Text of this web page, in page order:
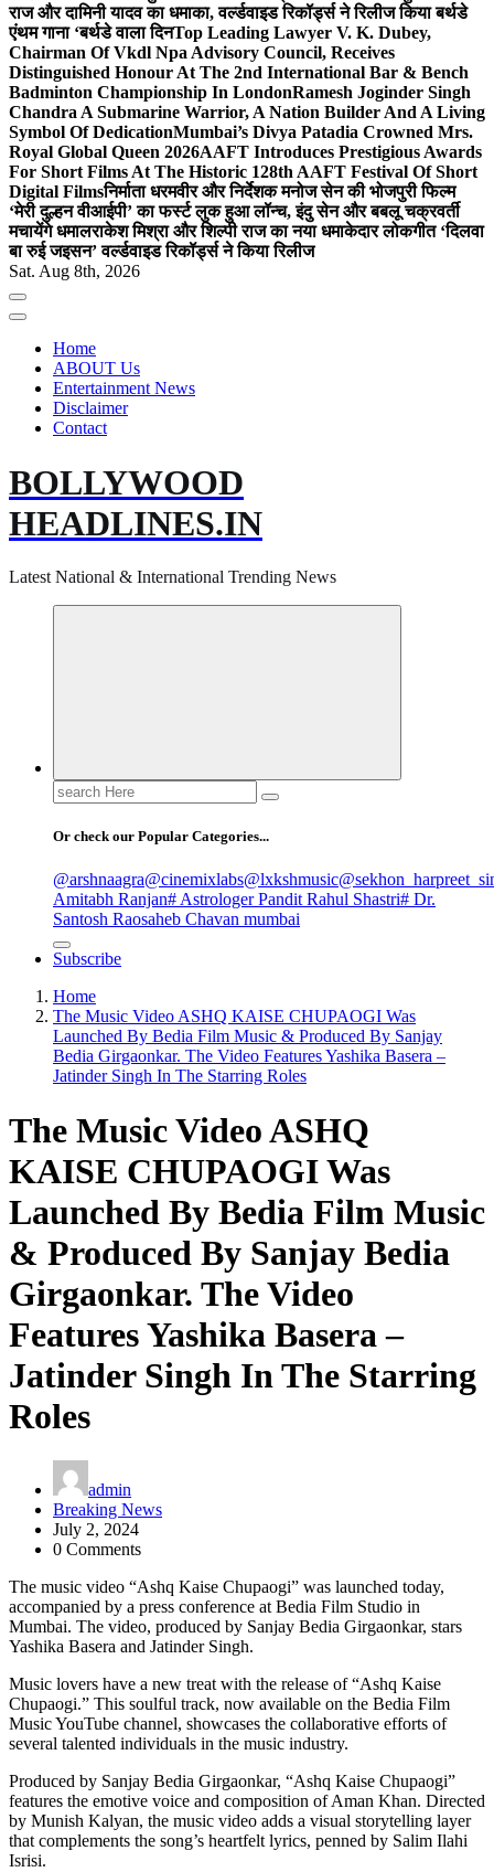
राज और दामिनी यादव का धमाका, वर्ल्डवाइड रिकॉर्ड्स ने रिलीज किया बर्थडे
एंथम गाना ‘बर्थडे वाला दिनTop Leading Lawyer V. K. Dubey,
Chairman Of Vkdl Npa Advisory Council, Receives
Distinguished Honour At The 2nd International Bar & Bench
Badminton Championship In LondonRamesh Joginder Singh
Chandra A Submarine Warrior, A Nation Builder And A Living
Symbol Of DedicationMumbai’s Divya Patadia Crowned Mrs.
Royal Global Queen 2026AAFT Introduces Prestigious Awards
For Short Films At The Historic 128th AAFT Festival Of Short
Digital Filmsनिर्माता धरमवीर और निर्देशक मनोज सेन की भोजपुरी फिल्म
‘मेरी दुल्हन वीआईपी’ का फर्स्ट लुक हुआ लॉन्च, इंदु सेन और बबलू चक्रवर्ती
मचायेंगे धमालराकेश मिश्रा और शिल्पी राज का नया धमाकेदार लोकगीत ‘दिलवा
बा रुई जइसन’ वर्ल्डवाइड रिकॉर्ड्स ने किया रिलीज
Sat. Aug 8th, 2026
Home
ABOUT Us
Entertainment News
Disclaimer
Contact
BOLLYWOOD
HEADLINES.IN
Latest National & International Trending News
Search
for:
Or check our Popular Categories...
@arshnaagra@cinemixlabs@lxkshmusic
Amitabh Ranjan# Astrologer Pandit Rahul Shastri# Dr.
Santosh Raosaheb Chavan mumbai
Subscribe
Home
The Music Video ASHQ KAISE CHUPAOGI Was
Launched By Bedia Film Music & Produced By Sanjay
Bedia Girgaonkar. The Video Features Yashika Basera –
Jatinder Singh In The Starring Roles
The Music Video ASHQ
KAISE CHUPAOGI Was
Launched By Bedia Film Music
& Produced By Sanjay Bedia
Girgaonkar. The Video
Features Yashika Basera –
Jatinder Singh In The Starring
Roles
admin
Breaking News
July 2, 2024
0 Comments
The music video “Ashq Kaise Chupaogi” was launched today,
accompanied by a press conference at Bedia Film Studio in
Mumbai. The video, produced by Sanjay Bedia Girgaonkar, stars
Yashika Basera and Jatinder Singh.
Music lovers have a new treat with the release of “Ashq Kaise
Chupaogi.” This soulful track, now available on the Bedia Film
Music YouTube channel, showcases the collaborative efforts of
several talented individuals in the music industry.
Produced by Sanjay Bedia Girgaonkar, “Ashq Kaise Chupaogi”
features the emotive voice and composition of Aman Khan. Directed
by Munish Kalyan, the music video adds a visual storytelling layer
that complements the song’s heartfelt lyrics, penned by Salim Ilahi
Isrisi.